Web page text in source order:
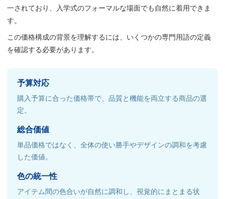
一されており、入学式のフォーマルな場面でも自然に着用できま
す。
この価格構成の背景を理解するには、いくつかの専門用語の定義
を確認する必要があります。
予算対応
購入予算に合った価格帯で、品質と機能を両立する商品の選
定。
総合価値
単品価格ではなく、全体の使い勝手やデザインの調和を考慮
した価値。
色の統一性
アイテム間の色合いが自然に調和し、視覚的にまとまる状